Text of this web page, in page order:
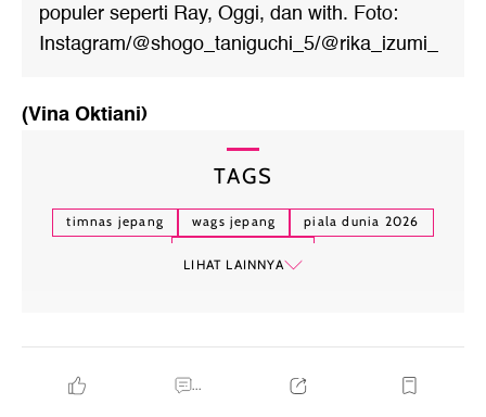
populer seperti Ray, Oggi, dan with. Foto:
Instagram/@shogo_taniguchi_5/@rika_izumi_
(Vina Oktiani)
TAGS
timnas jepang wags jepang
piala dunia 2026
LIHAT LAINNYA
...